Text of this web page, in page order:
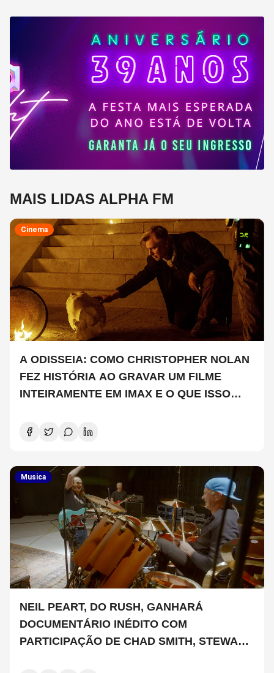
MAIS LIDAS ALPHA FM
Cinema
A ODISSEIA: COMO CHRISTOPHER NOLAN
FEZ HISTÓRIA AO GRAVAR UM FILME
INTEIRAMENTE EM IMAX E O QUE ISSO
Musica
NEIL PEART, DO RUSH, GANHARÁ
DOCUMENTÁRIO INÉDITO COM
PARTICIPAÇÃO DE CHAD SMITH, STEWART